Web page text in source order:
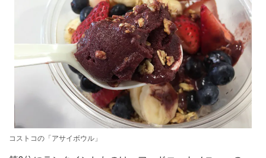
コストコの「アサイボウル」